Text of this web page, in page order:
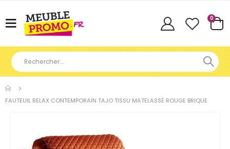
Basculer
Cart
0
FAUTEUIL RELAX CONTEMPORAIN TAJO TISSU MATELASSÉ ROUGE BRIQUE